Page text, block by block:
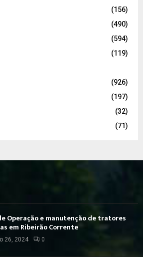
(156)
(490)
(594)
(119)
(926)
(197)
(32)
(71)
Operação e manutenção de tratores
em Ribeirão Corrente
26, 2024 0